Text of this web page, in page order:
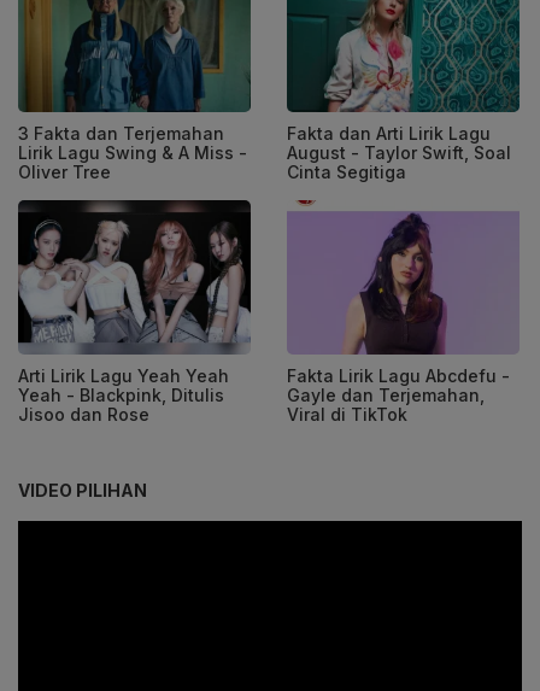
3 Fakta dan Terjemahan
Lirik Lagu Swing & A Miss -
Oliver Tree
Fakta dan Arti Lirik Lagu
August - Taylor Swift, Soal
Cinta Segitiga
Arti Lirik Lagu Yeah Yeah
Yeah - Blackpink, Ditulis
Jisoo dan Rose
Fakta Lirik Lagu Abcdefu -
Gayle dan Terjemahan,
Viral di TikTok
VIDEO PILIHAN